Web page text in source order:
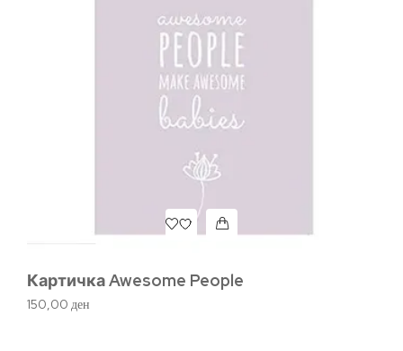
Картичка Awesome People
150,00 ден